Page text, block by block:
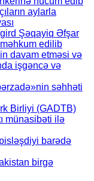
aylarla
Şəqayiq Əfşar
edilib
davam etməsi və
işgəncə və
səhhəti
Birliyi (GADTB)
münasibəti ilə
barədə
birgə